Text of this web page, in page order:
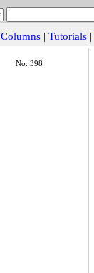
Columns | Tutorials |
No. 398